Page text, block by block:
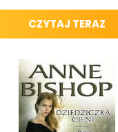
CZYTAJ TERAZ